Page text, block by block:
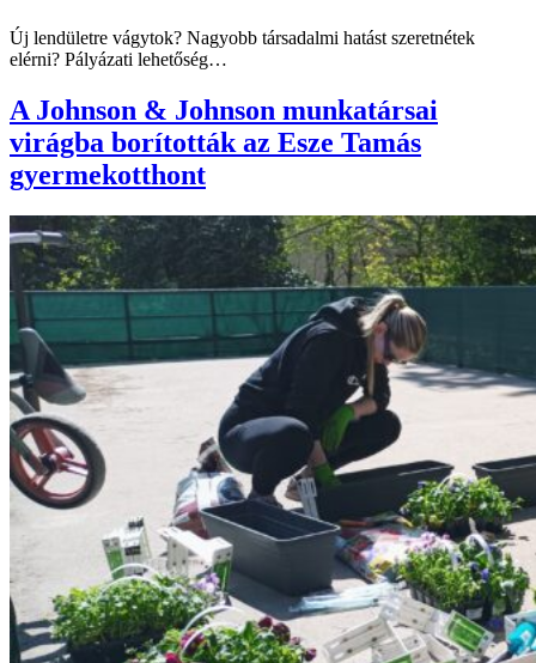
Új lendületre vágytok? Nagyobb társadalmi hatást szeretnétek
elérni? Pályázati lehetőség…
A Johnson & Johnson munkatársai
virágba borították az Esze Tamás
gyermekotthont